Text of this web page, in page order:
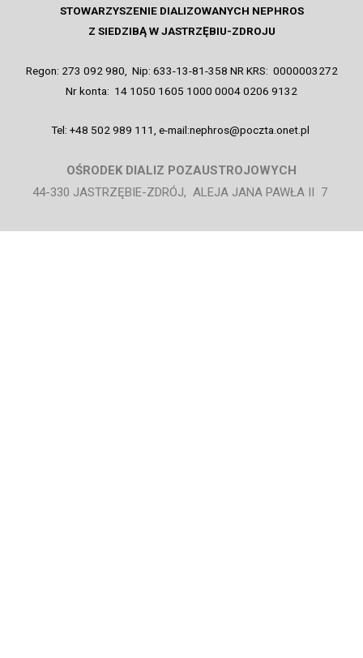
STOWARZYSZENIE DIALIZOWANYCH NEPHROS
Z SIEDZIBĄ W JASTRZĘBIU-ZDROJU
Regon: 273 092 980, Nip: 633-13-81-358 NR KRS: 0000003272
Nr konta: 14 1050 1605 1000 0004 0206 9132
Tel: +48 502 989 111, e-mail:nephros@poczta.onet.pl
OŚRODEK DIALIZ POZAUSTROJOWYCH
44-330 JASTRZĘBIE-ZDRÓJ, ALEJA JANA PAWŁA II 7